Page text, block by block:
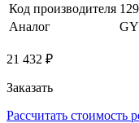
Код производителя
Аналог
21 432 ₽
Заказать
Рассчитать стоимость